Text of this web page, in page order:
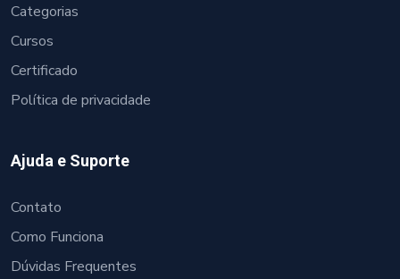
Categorias
Cursos
Certificado
Política de privacidade
Ajuda e Suporte
Contato
Como Funciona
Dúvidas Frequentes